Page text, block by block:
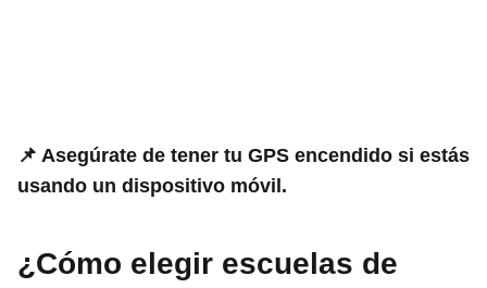
📌 Asegúrate de tener tu GPS encendido si estás
usando un dispositivo móvil.
¿Cómo elegir escuelas de